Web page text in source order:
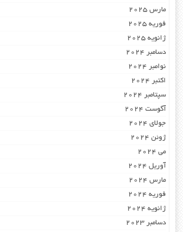
مارس 2025
فوریه 2025
ژانویه 2025
دسامبر 2024
نوامبر 2024
اکتبر 2024
سپتامبر 2024
آگوست 2024
جولای 2024
ژوئن 2024
می 2024
آوریل 2024
مارس 2024
فوریه 2024
ژانویه 2024
دسامبر 2023